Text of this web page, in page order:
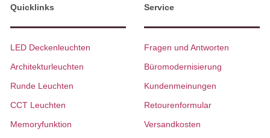
Quicklinks
LED Deckenleuchten
Architekturleuchten
Runde Leuchten
CCT Leuchten
Memoryfunktion
Service
Fragen und Antworten
Büromodernisierung
Kundenmeinungen
Retourenformular
Versandkosten